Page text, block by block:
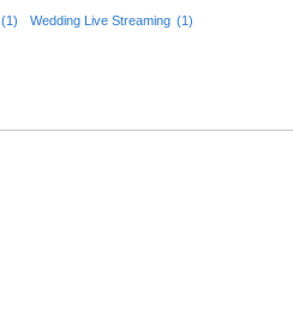
(1) Wedding Live Streaming (1)